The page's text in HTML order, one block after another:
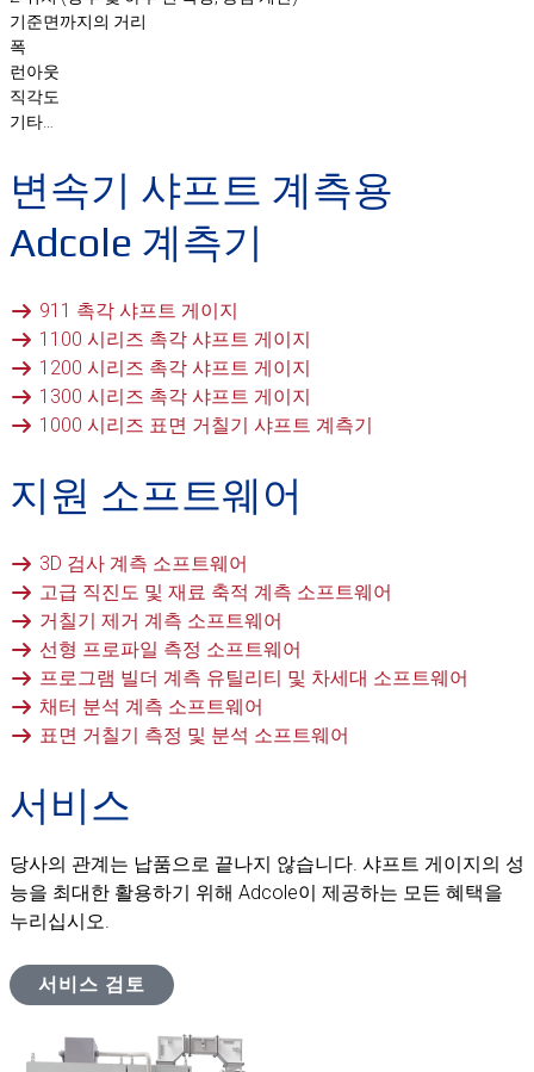
기준면까지의 거리
폭
런아웃
직각도
기타…
변속기 샤프트 계측용
Adcole 계측기
911 촉각 샤프트 게이지
1100 시리즈 촉각 샤프트 게이지
1200 시리즈 촉각 샤프트 게이지
1300 시리즈 촉각 샤프트 게이지
1000 시리즈 표면 거칠기 샤프트 계측기
지원 소프트웨어
3D 검사 계측 소프트웨어
고급 직진도 및 재료 축적 계측 소프트웨어
거칠기 제거 계측 소프트웨어
선형 프로파일 측정 소프트웨어
프로그램 빌더 계측 유틸리티 및 차세대 소프트웨어
채터 분석 계측 소프트웨어
표면 거칠기 측정 및 분석 소프트웨어
서비스
당사의 관계는 납품으로 끝나지 않습니다. 샤프트 게이지의 성
능을 최대한 활용하기 위해 Adcole이 제공하는 모든 혜택을
누리십시오.
서비스 검토